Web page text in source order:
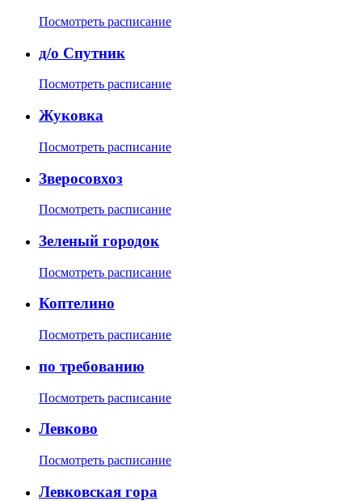
Посмотреть расписание
д/о Спутник
Посмотреть расписание
Жуковка
Посмотреть расписание
Зверосовхоз
Посмотреть расписание
Зеленый городок
Посмотреть расписание
Коптелино
Посмотреть расписание
по требованию
Посмотреть расписание
Левково
Посмотреть расписание
Левковская гора